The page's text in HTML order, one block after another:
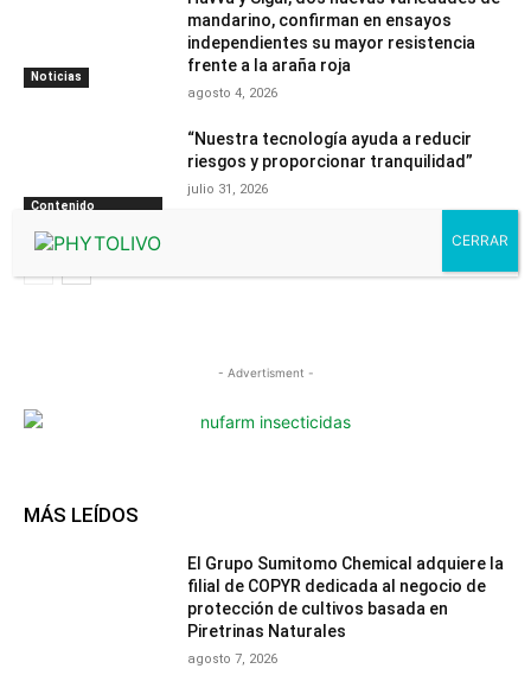
Noticias
mandarino, confirman en ensayos
independientes su mayor resistencia
frente a la araña roja
agosto 4, 2026
Contenido
“Nuestra tecnología ayuda a reducir
riesgos y proporcionar tranquilidad”
julio 31, 2026
- Advertisment -
MÁS LEÍDOS
El Grupo Sumitomo Chemical adquiere la
filial de COPYR dedicada al negocio de
protección de cultivos basada en
Piretrinas Naturales
agosto 7, 2026